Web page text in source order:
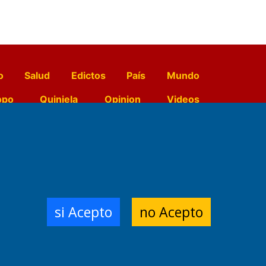
Salud Edictos País
Mundo
Quiniela Opinion
Videos
Impresora:
si Acepto no Acepto